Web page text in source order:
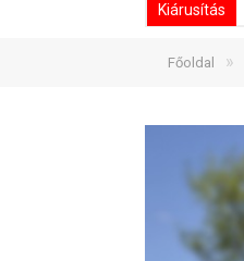
Kiárusítás
Főoldal »